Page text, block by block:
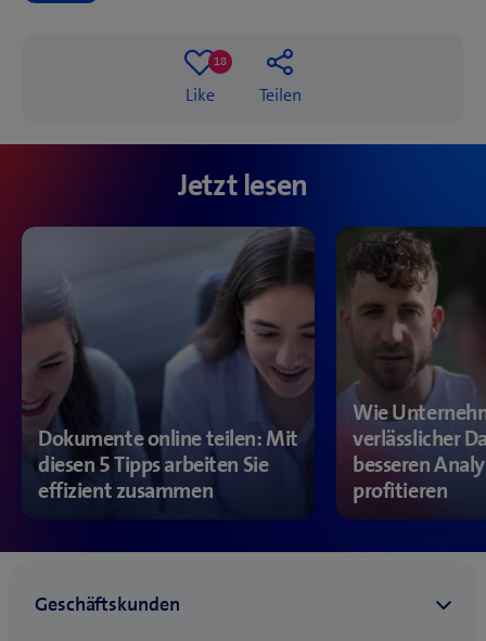
Like
18
18
Teilen
Jetzt lesen
Dokumente online teilen: Mit
diesen 5 Tipps arbeiten Sie
effizient zusammen
Wie
verlässlicher
besseren
profitieren